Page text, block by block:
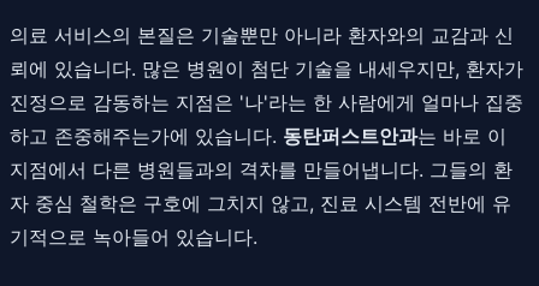
의료 서비스의 본질은 기술뿐만 아니라 환자와의 교감과 신
뢰에 있습니다. 많은 병원이 첨단 기술을 내세우지만, 환자가
진정으로 감동하는 지점은 '나'라는 한 사람에게 얼마나 집중
하고 존중해주는가에 있습니다. 동탄퍼스트안과는 바로 이
지점에서 다른 병원들과의 격차를 만들어냅니다. 그들의 환
자 중심 철학은 구호에 그치지 않고, 진료 시스템 전반에 유
기적으로 녹아들어 있습니다.